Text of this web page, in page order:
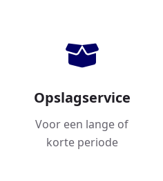
Opslagservice
Voor een lange of
korte periode